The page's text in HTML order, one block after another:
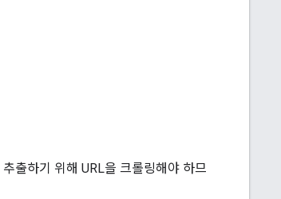
출하기 위해 URL을 크롤링해야 하므